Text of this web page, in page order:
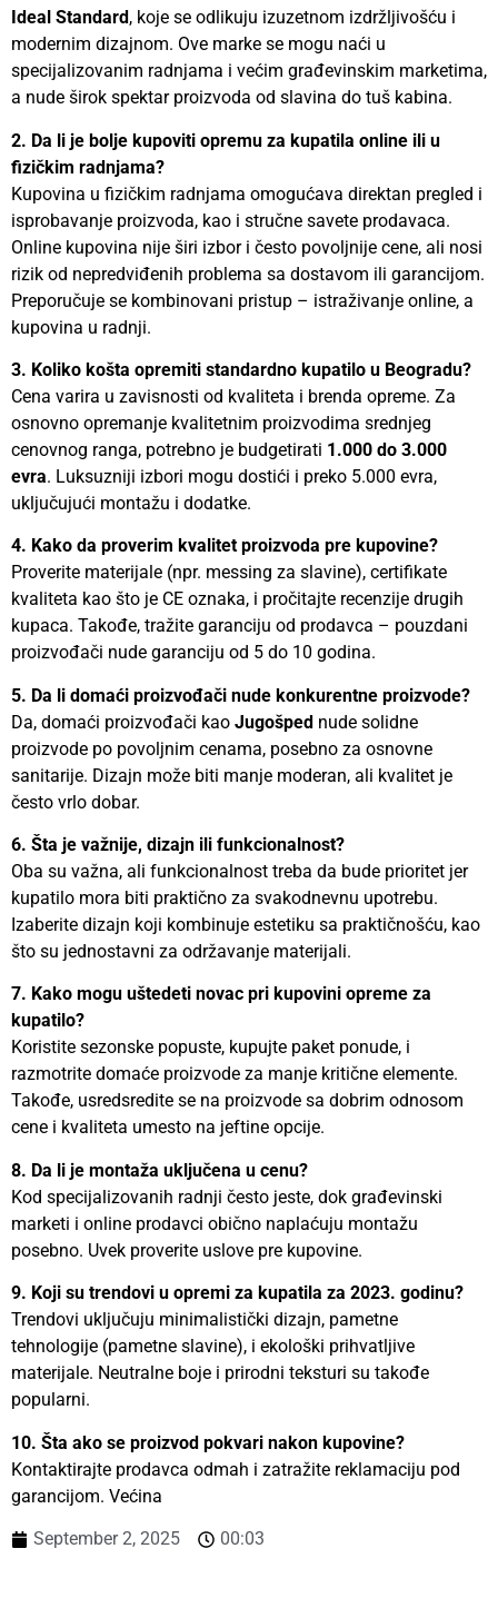
Ideal Standard, koje se odlikuju izuzetnom izdržljivošću i
modernim dizajnom. Ove marke se mogu naći u
specijalizovanim radnjama i većim građevinskim marketima,
a nude širok spektar proizvoda od slavina do tuš kabina.
2. Da li je bolje kupoviti opremu za kupatila online ili u
fizičkim radnjama?
Kupovina u fizičkim radnjama omogućava direktan pregled i
isprobavanje proizvoda, kao i stručne savete prodavaca.
Online kupovina nije širi izbor i često povoljnije cene, ali nosi
rizik od nepredviđenih problema sa dostavom ili garancijom.
Preporučuje se kombinovani pristup – istraživanje online, a
kupovina u radnji.
3. Koliko košta opremiti standardno kupatilo u Beogradu?
Cena varira u zavisnosti od kvaliteta i brenda opreme. Za
osnovno opremanje kvalitetnim proizvodima srednjeg
cenovnog ranga, potrebno je budgetirati 1.000 do 3.000
evra. Luksuzniji izbori mogu dostići i preko 5.000 evra,
uključujući montažu i dodatke.
4. Kako da proverim kvalitet proizvoda pre kupovine?
Proverite materijale (npr. messing za slavine), certifikate
kvaliteta kao što je CE oznaka, i pročitajte recenzije drugih
kupaca. Takođe, tražite garanciju od prodavca – pouzdani
proizvođači nude garanciju od 5 do 10 godina.
5. Da li domaći proizvođači nude konkurentne proizvode?
Da, domaći proizvođači kao Jugošped nude solidne
proizvode po povoljnim cenama, posebno za osnovne
sanitarije. Dizajn može biti manje moderan, ali kvalitet je
često vrlo dobar.
6. Šta je važnije, dizajn ili funkcionalnost?
Oba su važna, ali funkcionalnost treba da bude prioritet jer
kupatilo mora biti praktično za svakodnevnu upotrebu.
Izaberite dizajn koji kombinuje estetiku sa praktičnošću, kao
što su jednostavni za održavanje materijali.
7. Kako mogu uštedeti novac pri kupovini opreme za
kupatilo?
Koristite sezonske popuste, kupujte paket ponude, i
razmotrite domaće proizvode za manje kritične elemente.
Takođe, usredsredite se na proizvode sa dobrim odnosom
cene i kvaliteta umesto na jeftine opcije.
8. Da li je montaža uključena u cenu?
Kod specijalizovanih radnji često jeste, dok građevinski
marketi i online prodavci obično naplaćuju montažu
posebno. Uvek proverite uslove pre kupovine.
9. Koji su trendovi u opremi za kupatila za 2023. godinu?
Trendovi uključuju minimalistički dizajn, pametne
tehnologije (pametne slavine), i ekološki prihvatljive
materijale. Neutralne boje i prirodni teksturi su takođe
popularni.
10. Šta ako se proizvod pokvari nakon kupovine?
Kontaktirajte prodavca odmah i zatražite reklamaciju pod
garancijom. Većina
September 2, 2025 00:03